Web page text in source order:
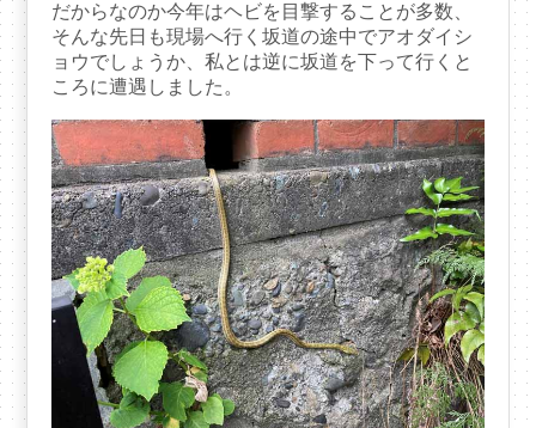
だからなのか今年はヘビを目撃することが多数、
そんな先日も現場へ行く坂道の途中でアオダイシ
ョウでしょうか、私とは逆に坂道を下って行くと
ころに遭遇しました。